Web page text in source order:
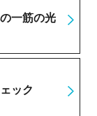
一筋の光
ック